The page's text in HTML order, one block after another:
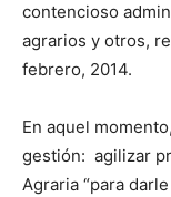
contencioso
agrarios y otros,
febrero, 2014.
En aquel
gestión: agilizar
Agraria “para